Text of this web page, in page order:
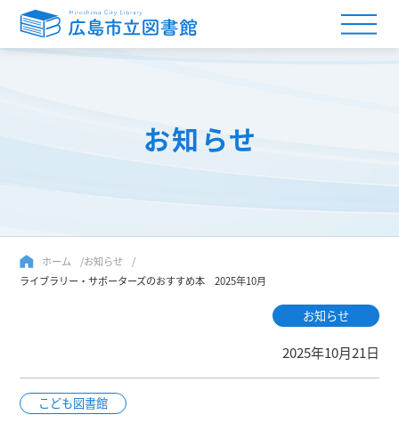
お知らせ
ホーム
お知らせ
ライブラリー・サポーターズのおすすめ本 2025年10月
お知らせ
2025年10月21日
こども図書館